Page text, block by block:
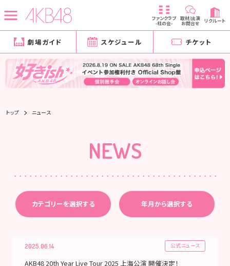
ファンクラブ
-柱の会-
取材/出演
お問合せ リクルート
劇場ガイド スケジュール チケット
トップ ニュース
NEWS
カテゴリーを選択する 年月から選択する
2025.06.14 公式ニュース
AKB48 20th Year Live Tour 2025 上海公演 開催決定！